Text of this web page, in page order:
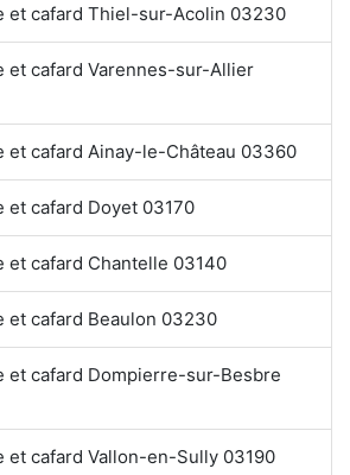
et cafard Thiel-sur-Acolin 03230
et cafard Varennes-sur-Allier
et cafard Ainay-le-Château 03360
et cafard Doyet 03170
et cafard Chantelle 03140
et cafard Beaulon 03230
et cafard Dompierre-sur-Besbre
et cafard Vallon-en-Sully 03190